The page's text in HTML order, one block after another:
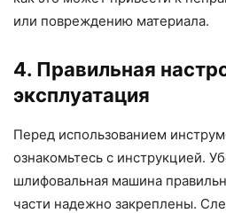
или повреждению материала.
4. Правильная
эксплуатация
Перед использованием
ознакомьтесь с инструкцией.
шлифовальная машина
части надежно закреплены.